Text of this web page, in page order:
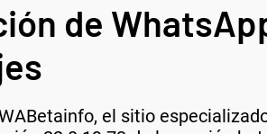
de
el sitio